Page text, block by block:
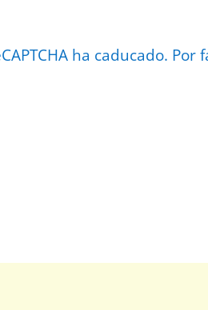
ha caducado. Por